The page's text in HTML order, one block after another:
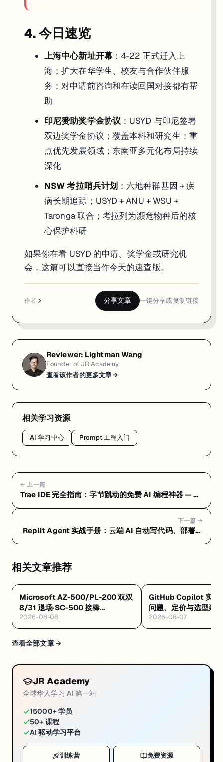
4. 今日速览
上海中心新址开幕：4-22 正式迁入上
海；扩大在华学生、校友与合作伙伴服
务；对申请前咨询和在读回国对接都有帮
助
印尼赞助奖学金协议 ：USYD 与印尼签署
双边奖学金协议；覆盖本科和研究生；重
点优先发展领域；东南亚多元化布局持续
深化
NSW 考拉哨兵计划 ：六地种群基因 + 疾
病长期追踪；USYD + ANU + WSU +
Taronga 联合；考拉列为濒危物种后的核
心保护科研
如果你在看 USYD 的申请、奖学金或研究机
会，这篇可以直接当作今天的速查版。
作者 分享文章 一键分享或复制链接
Reviewer: Lightman Wang
Founder of JR Academy
查看该作者的更多文章 →
相关学习资源
AI 学习中心 Prompt 工程入门
← 上一篇
Trae IDE 完全指南：字节跳动的免费 AI 编程神器 — 常
下一篇 →
Replit Agent 实战手册：云端 AI 自动写代码、部署一
相关文章推荐
Microsoft AZ-500/PL-200 双双
8/31 退场·SC-500 接棒
·Databricks GenAI 工程认证解析
·Google GEAR 免费 AI 课
2026-08-08
GitHub Copilot 实战
问题、定价与选型建议
2026-08-07
查看全部文章 →
JR Academy
全球华人学习 AI 第一站
✓15000+ 学员
✓50+ 课程
✓AI 驱动学习平台
训练营 免费资源